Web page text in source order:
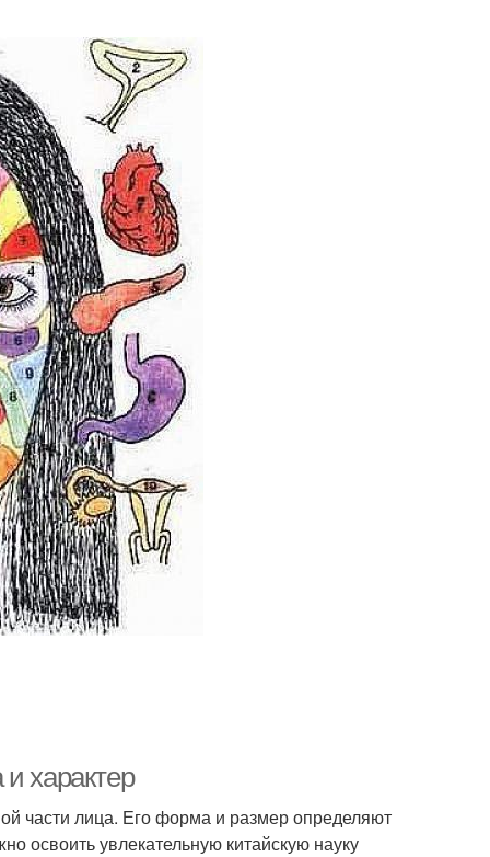
характер
части лица. Его форма и размер определяют
освоить увлекательную китайскую науку